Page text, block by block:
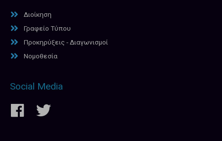
Διοίκηση
Γραφείο Τύπου
Προκηρύξεις - Διαγωνισμοί
Νομοθεσία
Social Media